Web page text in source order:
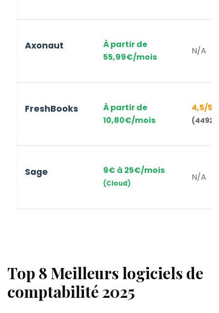
Axonaut
À partir de
55,99€/mois
N/A
FreshBooks
À partir de
10,80€/mois
4,5/5
(4492
Sage 9€ à 25€/mois
(Cloud)
N/A
Top 8 Meilleurs logiciels de
comptabilité 2025